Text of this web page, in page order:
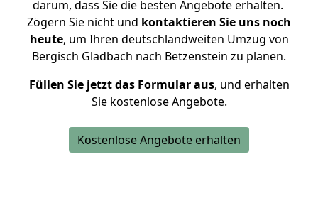
darum, dass Sie die besten Angebote erhalten.
Zögern Sie nicht und kontaktieren Sie uns noch
heute, um Ihren deutschlandweiten Umzug von
Bergisch Gladbach nach Betzenstein zu planen.
Füllen Sie jetzt das Formular aus, und erhalten
Sie kostenlose Angebote.
Kostenlose Angebote erhalten